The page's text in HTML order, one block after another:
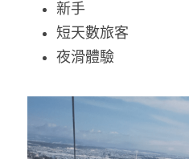
新手
短天數旅客
夜滑體驗